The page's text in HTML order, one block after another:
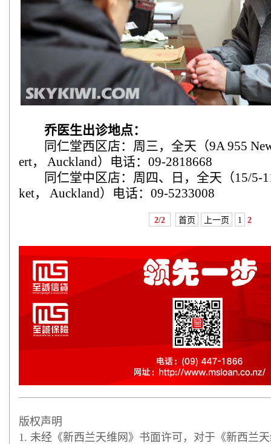
乔医生出诊地点：
同仁堂西区店：周三，全天（9A 955
ert， Auckland）电话：09-2818668
同仁堂中区店：周四、日，全天（15/5-11
ket， Auckland）电话：09-5233008
2/2 首页 上一页 1 2
版权声明
1. 未经《新西兰天维网》书面许可，对于《新西兰